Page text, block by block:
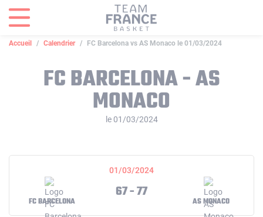
Accueil Calendrier FC Barcelona vs AS Monaco le 01/03/2024
FC BARCELONA - AS
MONACO
le 01/03/2024
01/03/2024
FC BARCELONA
67 - 77
AS MONACO
Panneau de gestion des cookies